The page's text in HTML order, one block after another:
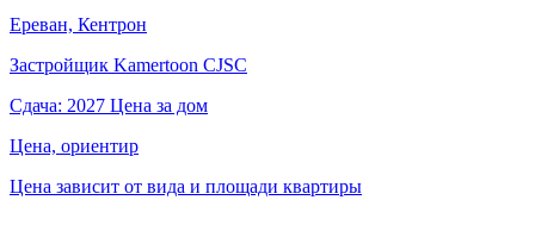
Ереван, Кентрон
Застройщик Kamertoon CJSC
Сдача: 2027 Цена за дом
Цена, ориентир
Цена зависит от вида и площади квартиры